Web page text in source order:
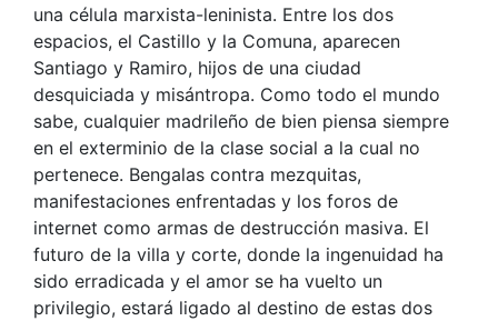
una célula marxista-leninista. Entre los dos
espacios, el Castillo y la Comuna, aparecen
Santiago y Ramiro, hijos de una ciudad
desquiciada y misántropa. Como todo el mundo
sabe, cualquier madrileño de bien piensa siempre
en el exterminio de la clase social a la cual no
pertenece. Bengalas contra mezquitas,
manifestaciones enfrentadas y los foros de
internet como armas de destrucción masiva. El
futuro de la villa y corte, donde la ingenuidad ha
sido erradicada y el amor se ha vuelto un
privilegio, estará ligado al destino de estas dos